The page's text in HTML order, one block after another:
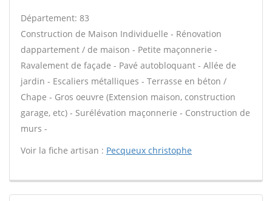
Département: 83
Construction de Maison Individuelle - Rénovation
dappartement / de maison - Petite maçonnerie -
Ravalement de façade - Pavé autobloquant - Allée de
jardin - Escaliers métalliques - Terrasse en béton /
Chape - Gros oeuvre (Extension maison, construction
garage, etc) - Surélévation maçonnerie - Construction de
murs -
Voir la fiche artisan : Pecqueux christophe